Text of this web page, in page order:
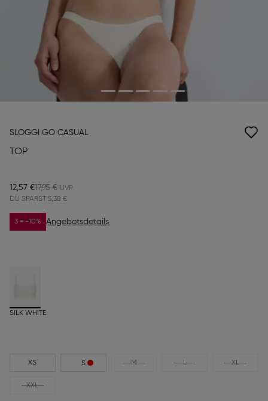
SLOGGI GO CASUAL
TOP
12,57 €17,95 €
DU SPARST 5,38 €
3 = -10% Angebotsdetails
SILK WHITE
XS S M L XL
XXL